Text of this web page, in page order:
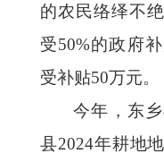
的农民络绎不
受50%的政府
受补贴50万元。
今年，东
县2024年耕地